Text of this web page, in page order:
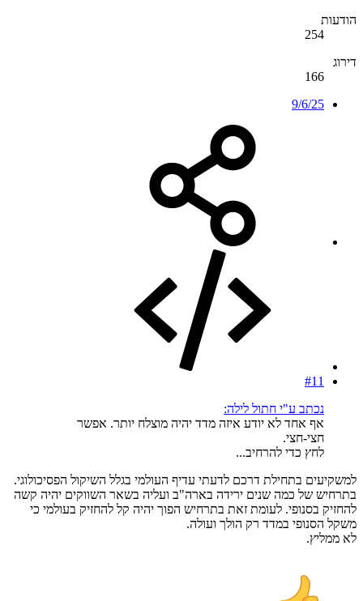
הודעות
254
דירוג
166
9/6/25
#11
נכתב ע"י חתול לילה:
אף אחד לא יודע איזה מדד יהיה מוצלח יותר. אפשר
חצי-חצי.
לחץ כדי להרחיב...
למשקיעים בתחילת דרכם לדעתי עדיף העולמי בגלל השיקול הפסיכולוגי.
בתרחיש של כמה שנים ירידה בארה"ב ועליה בשאר השווקים יהיה קשה
להחזיק בסנופי. לעומת זאת בתרחיש הפוך יהיה קל להחזיק בעולמי כי
משקל הסנופי במדד רק הולך ועולה.
לא ממליץ.